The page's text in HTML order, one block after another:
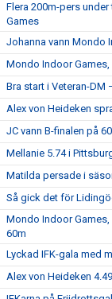
Flera 200m-pers
Games
Johanna vann Mondo
Mondo Indoor
Bra start i Veteran-
Alex von Heideken
JC vann B-finalen på
Mellanie 5.74 i
Matilda persade i
Så gick det för
Mondo Indoor
60m
Lyckad IFK-gala med
Alex von Heideken